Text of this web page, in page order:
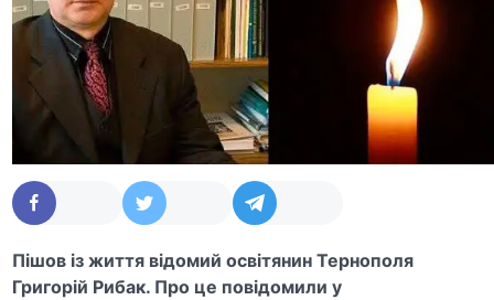
Пішов із життя відомий освітянин Тернополя
Григорій Рибак. Про це повідомили у